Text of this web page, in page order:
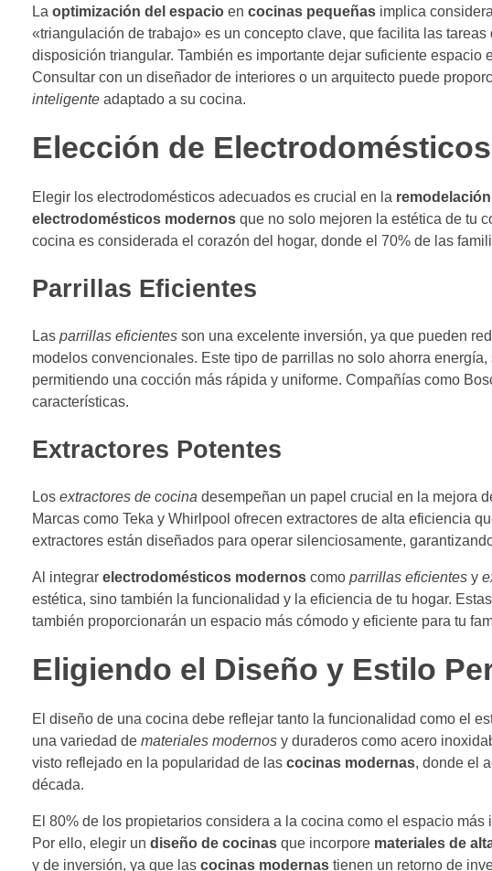
La optimización del espacio en cocinas pequeñas implica
«triangulación de trabajo» es un concepto clave, que facilita las
disposición triangular. También es importante dejar suficiente
Consultar con un diseñador de interiores o un arquitecto puede
inteligente adaptado a su cocina.
Elección de
Elegir los electrodomésticos adecuados es crucial en la
electrodomésticos modernos que no solo mejoren la estética de tu
cocina es considerada el corazón del hogar, donde el 70% de las
Parrillas Eficientes
Las parrillas eficientes son una excelente inversión, ya que pueden
modelos convencionales. Este tipo de parrillas no solo ahorra
permitiendo una cocción más rápida y uniforme. Compañías como
características.
Extractores Potentes
Los extractores de cocina desempeñan un papel crucial en la mejora
Marcas como Teka y Whirlpool ofrecen extractores de alta eficiencia
extractores están diseñados para operar silenciosamente,
Al integrar electrodomésticos modernos como parrillas eficientes y
estética, sino también la funcionalidad y la eficiencia de tu hogar.
también proporcionarán un espacio más cómodo y eficiente para tu
Eligiendo el Diseño y Estilo
El diseño de una cocina debe reflejar tanto la funcionalidad como el
una variedad de materiales modernos y duraderos como acero
visto reflejado en la popularidad de las cocinas modernas, donde el
década.
El 80% de los propietarios considera a la cocina como el espacio
Por ello, elegir un diseño de cocinas que incorpore materiales de
y de inversión, ya que las cocinas modernas tienen un retorno de